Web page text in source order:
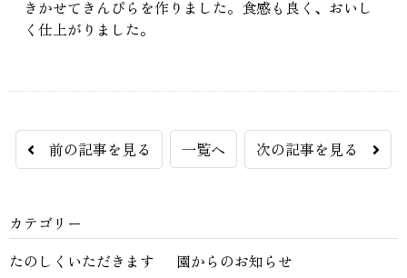
きかせてきんぴらを作りました。食感も良く、おいし
く仕上がりました。
前の記事を見る 一覧へ 次の記事を見る
カテゴリー
たのしくいただきます
園からのお知らせ